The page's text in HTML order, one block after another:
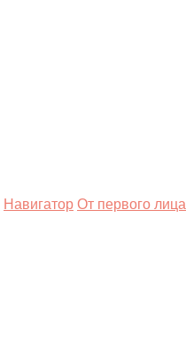
Навигатор От первого лица